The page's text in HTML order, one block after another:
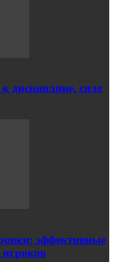
дисциплине, силе
эффективные
игроков